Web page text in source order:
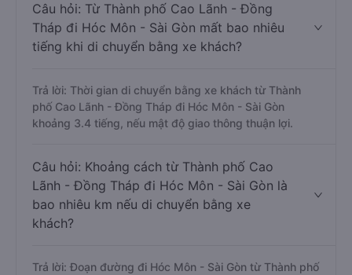
Câu hỏi: Từ Thành phố Cao Lãnh - Đồng
Tháp đi Hóc Môn - Sài Gòn mất bao nhiêu
tiếng khi di chuyển bằng xe khách?
Trả lời: Thời gian di chuyển bằng xe khách từ Thành
phố Cao Lãnh - Đồng Tháp đi Hóc Môn - Sài Gòn
khoảng 3.4 tiếng, nếu mật độ giao thông thuận lợi.
Câu hỏi: Khoảng cách từ Thành phố Cao
Lãnh - Đồng Tháp đi Hóc Môn - Sài Gòn là
bao nhiêu km nếu di chuyển bằng xe
khách?
Trả lời: Đoạn đường đi Hóc Môn - Sài Gòn từ Thành phố